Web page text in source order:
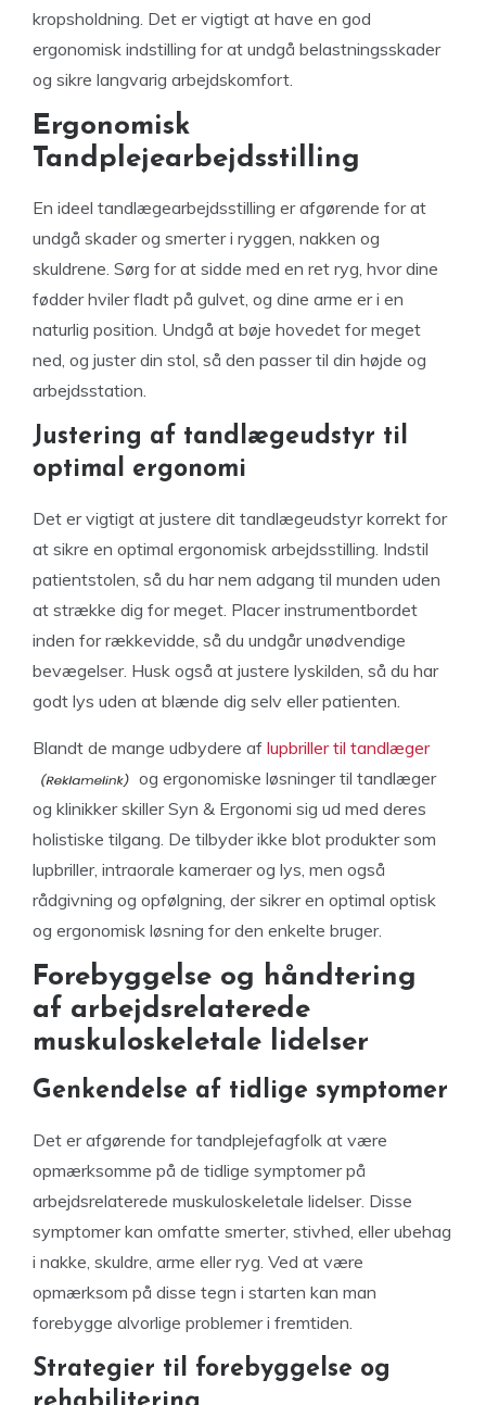
kropsholdning. Det er vigtigt at have en god
ergonomisk indstilling for at undgå belastningsskader
og sikre langvarig arbejdskomfort.
Ergonomisk
Tandplejearbejdsstilling
En ideel tandlægearbejdsstilling er afgørende for at
undgå skader og smerter i ryggen, nakken og
skuldrene. Sørg for at sidde med en ret ryg, hvor dine
fødder hviler fladt på gulvet, og dine arme er i en
naturlig position. Undgå at bøje hovedet for meget
ned, og juster din stol, så den passer til din højde og
arbejdsstation.
Justering af tandlægeudstyr til
optimal ergonomi
Det er vigtigt at justere dit tandlægeudstyr korrekt for
at sikre en optimal ergonomisk arbejdsstilling. Indstil
patientstolen, så du har nem adgang til munden uden
at strække dig for meget. Placer instrumentbordet
inden for rækkevidde, så du undgår unødvendige
bevægelser. Husk også at justere lyskilden, så du har
godt lys uden at blænde dig selv eller patienten.
Blandt de mange udbydere af lupbriller til tandlæger
og ergonomiske løsninger til tandlæger
og klinikker skiller Syn & Ergonomi sig ud med deres
holistiske tilgang. De tilbyder ikke blot produkter som
lupbriller, intraorale kameraer og lys, men også
rådgivning og opfølgning, der sikrer en optimal optisk
og ergonomisk løsning for den enkelte bruger.
Forebyggelse og håndtering
af arbejdsrelaterede
muskuloskeletale lidelser
Genkendelse af tidlige symptomer
Det er afgørende for tandplejefagfolk at være
opmærksomme på de tidlige symptomer på
arbejdsrelaterede muskuloskeletale lidelser. Disse
symptomer kan omfatte smerter, stivhed, eller ubehag
i nakke, skuldre, arme eller ryg. Ved at være
opmærksom på disse tegn i starten kan man
forebygge alvorlige problemer i fremtiden.
Strategier til forebyggelse og